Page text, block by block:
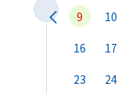
9
10
16
17
23
24